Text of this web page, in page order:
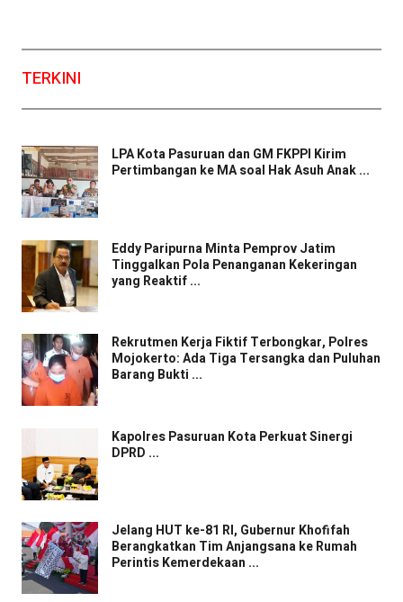
TERKINI
LPA Kota Pasuruan dan GM FKPPI Kirim
Pertimbangan ke MA soal Hak Asuh Anak ...
Eddy Paripurna Minta Pemprov Jatim
Tinggalkan Pola Penanganan Kekeringan
yang Reaktif ...
Rekrutmen Kerja Fiktif Terbongkar, Polres
Mojokerto: Ada Tiga Tersangka dan Puluhan
Barang Bukti ...
Kapolres Pasuruan Kota Perkuat Sinergi
DPRD ...
Jelang HUT ke-81 RI, Gubernur Khofifah
Berangkatkan Tim Anjangsana ke Rumah
Perintis Kemerdekaan ...